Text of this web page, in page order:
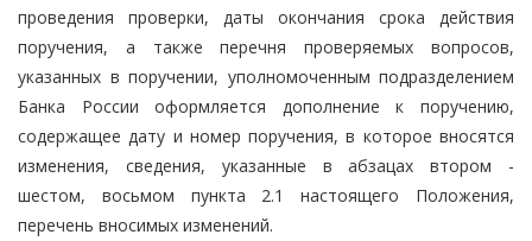
проведения проверки, даты окончания срока действия
поручения, а также перечня проверяемых вопросов,
указанных в поручении, уполномоченным подразделением
Банка России оформляется дополнение к поручению,
содержащее дату и номер поручения, в которое вносятся
изменения, сведения, указанные в абзацах втором -
шестом, восьмом пункта 2.1 настоящего Положения,
перечень вносимых изменений.